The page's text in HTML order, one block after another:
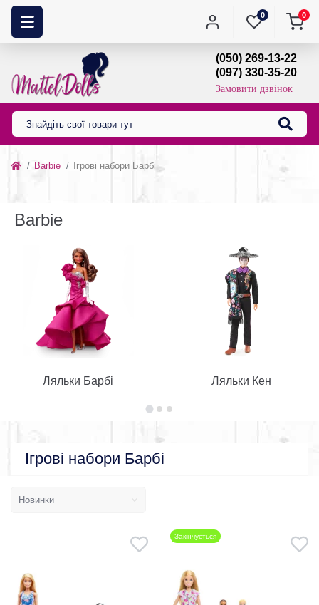
0 0
(050) 269-13-22
(097) 330-35-20
Замовити дзвінок
Barbie Ігрові набори Барбі
Barbie
Ляльки Барбі Ляльки Кен
Ігрові набори Барбі
Закінчується